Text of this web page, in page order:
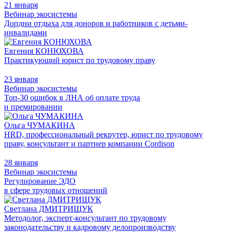
21 января
Вебинар экосистемы
Допдни отдыха для доноров и работников с детьми-
инвалидами
Евгения КОНЮХОВА
Практикующий юрист по трудовому праву
23 января
Вебинар экосистемы
Топ-30 ошибок в ЛНА об оплате труда
и премировании
Ольга ЧУМАКИНА
HRD, профессиональный рекрутер, юрист по трудовому
праву, консультант и партнер компании Cordison
28 января
Вебинар экосистемы
Регулирование ЭДО
в сфере трудовых отношений
Светлана ДМИТРИЩУК
Методолог, эксперт-консультант по трудовому
законодательству и кадровому делопроизводству